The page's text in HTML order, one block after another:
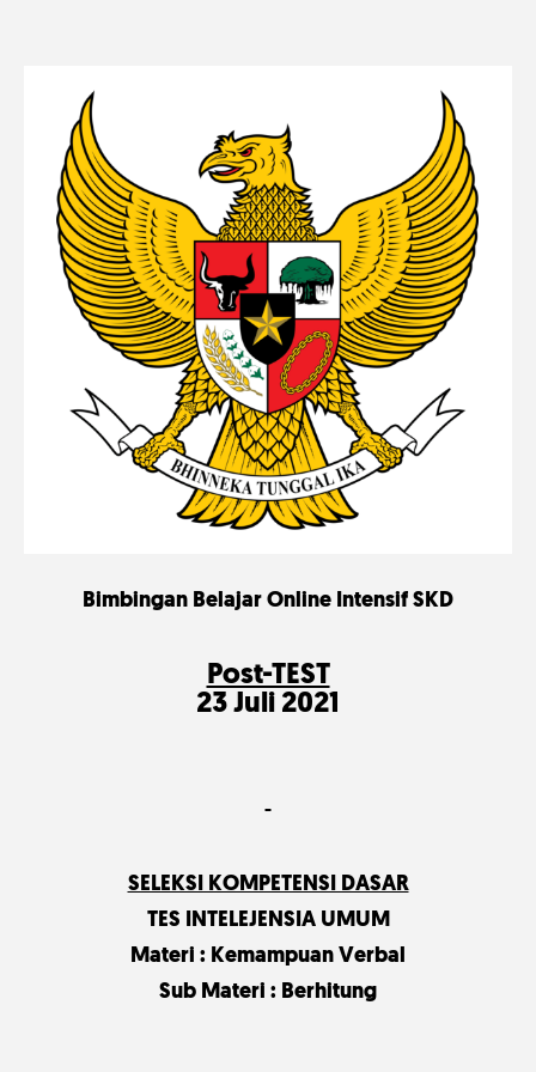
Bimbingan Belajar Online Intensif SKD
Post-TEST
23 Juli 2021
SELEKSI KOMPETENSI DASAR
TES INTELEJENSIA UMUM
Materi : Kemampuan Verbal
Sub Materi : Berhitung